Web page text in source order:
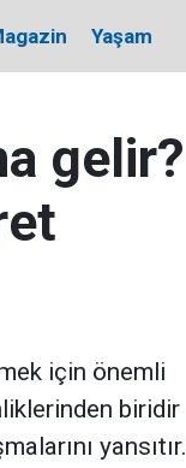
Yaşam
gelir?
için önemli
biridir
yansıtır.